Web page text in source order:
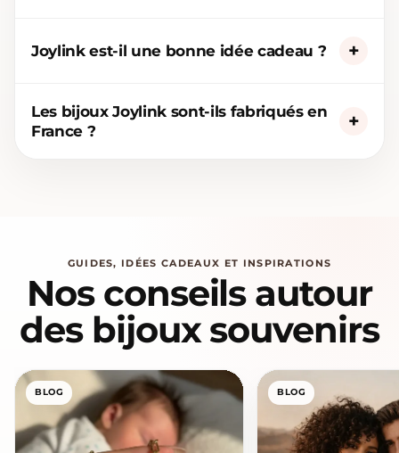
Joylink est-il une bonne idée cadeau ?
Les bijoux Joylink sont-ils fabriqués en
France ?
GUIDES, IDÉES CADEAUX ET INSPIRATIONS
Nos conseils autour
des bijoux souvenirs
BLOG BLOG